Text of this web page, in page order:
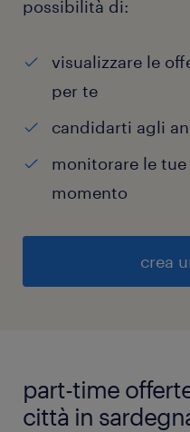
possibilità di:
visualizzare le
per te
candidarti agli
monitorare le
momento
crea
part-time
città in